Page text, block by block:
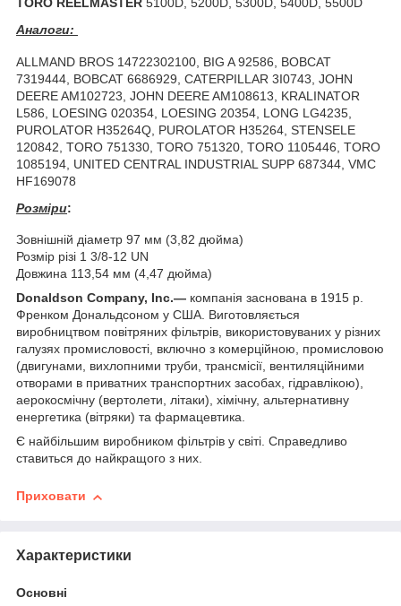
Аналоги:
ALLMAND BROS 14722302100, BIG A 92586, BOBCAT
7319444, BOBCAT 6686929, CATERPILLAR 3I0743, JOHN
DEERE AM102723, JOHN DEERE AM108613, KRALINATOR
L586, LOESING 020354, LOESING 20354, LONG LG4235,
PUROLATOR H35264Q, PUROLATOR H35264, STENSELE
120842, TORO 751330, TORO 751320, TORO 1105446, TORO
1085194, UNITED CENTRAL INDUSTRIAL SUPP 687344, VMC
HF169078
Розміри:
Зовнішній діаметр 97 мм (3,82 дюйма)
Розмір різі 1 3/8-12 UN
Довжина 113,54 мм (4,47 дюйма)
Donaldson Company, Inc.— компанія заснована в 1915 р.
Френком Дональдсоном у США. Виготовляється
виробництвом повітряних фільтрів, використовуваних у різних
галузях промисловості, включно з комерційною, промисловою
(двигунами, вихлопними труби, трансмісії, вентиляційними
отворами в приватних транспортних засобах, гідравлікою),
аерокосмічну (вертолети, літаки), хімічну, альтернативну
енергетика (вітряки) та фармацевтика.
Є найбільшим виробником фільтрів у світі. Справедливо
ставиться до найкращого з них.
Приховати
Характеристики
Основні